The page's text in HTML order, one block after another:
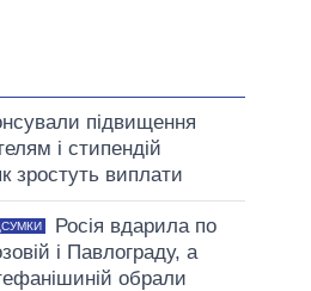
підвищення
і стипендій
зростуть виплати
Росія вдарила по
і Павлограду, а
обрали